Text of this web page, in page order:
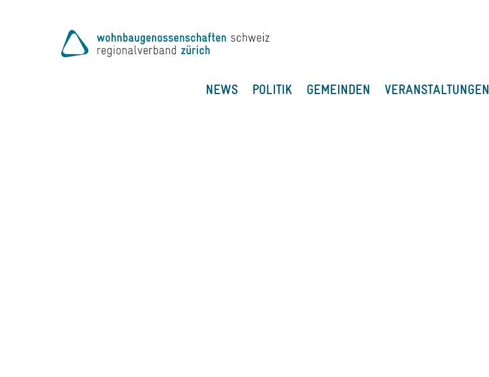
NEWS POLITIK GEMEINDEN VERANSTALTUNGEN